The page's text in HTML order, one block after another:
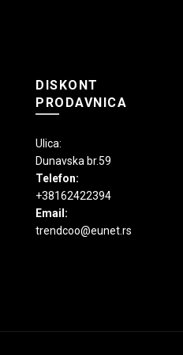
DISKONT
PRODAVNICA
Ulica:
Dunavska br.59
Telefon:
+38162422394
Email:
trendcoo@eunet.rs